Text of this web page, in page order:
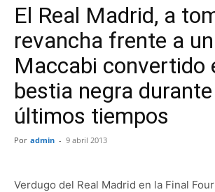
El Real Madrid, a
revancha frente a un
Maccabi convertido
bestia negra
últimos tiempos
Por admin - 9 abril 2013
Verdugo del Real Madrid en la Final